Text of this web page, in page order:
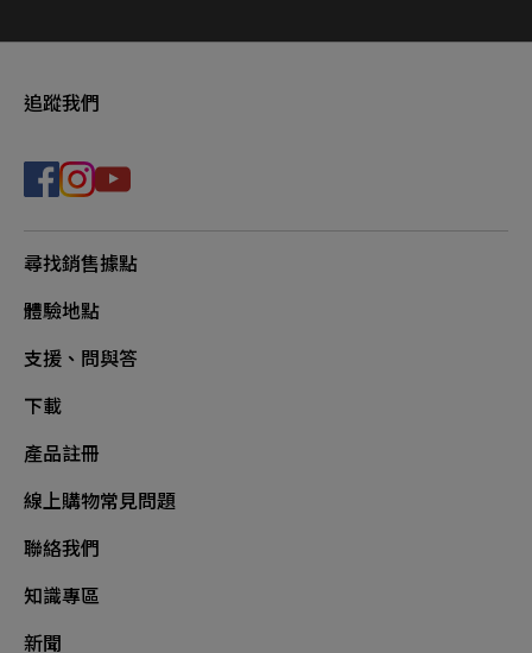
追蹤我們
尋找銷售據點
體驗地點
支援、問與答
下載
產品註冊
線上購物常見問題
聯絡我們
知識專區
新聞